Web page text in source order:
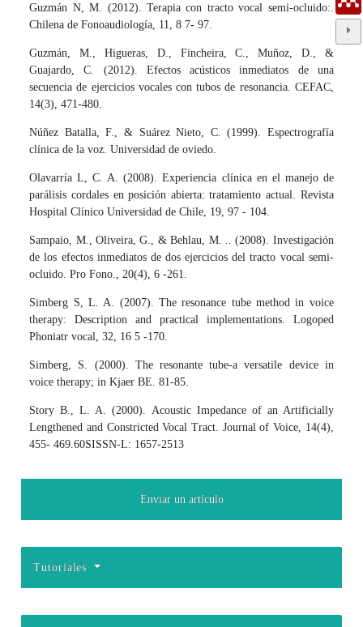
Guzmán N, M. (2012). Terapia con tracto vocal semi-ocluido:.
Chilena de Fonoaudiología, 11, 8 7- 97.
Guzmán, M., Higueras, D., Fincheira, C., Muñoz, D., &
Guajardo, C. (2012). Efectos acústicos inmediatos de una
secuencia de ejercicios vocales con tubos de resonancia. CEFAC,
14(3), 471-480.
Núñez Batalla, F., & Suárez Nieto, C. (1999). Espectrografía
clínica de la voz. Universidad de oviedo.
Olavarría L, C. A. (2008). Experiencia clínica en el manejo de
parálisis cordales en posición abierta: tratamiento actual. Revista
Hospital Clínico Universidad de Chile, 19, 97 - 104.
Sampaio, M., Oliveira, G., & Behlau, M. .. (2008). Investigación
de los efectos inmediatos de dos ejercicios del tracto vocal semi-
ocluido. Pro Fono., 20(4), 6 -261.
Simberg S, L. A. (2007). The resonance tube method in voice
therapy: Description and practical implementations. Logoped
Phoniatr vocal, 32, 16 5 -170.
Simberg, S. (2000). The resonante tube-a versatile device in
voice therapy; in Kjaer BE. 81-85.
Story B., L. A. (2000). Acoustic Impedance of an Artificially
Lengthened and Constricted Vocal Tract. Journal of Voice, 14(4),
455- 469.60SISSN-L: 1657-2513
Enviar un artículo
Tutoriales